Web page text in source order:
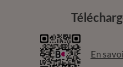
En